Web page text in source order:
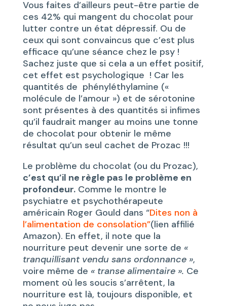
Vous faites d’ailleurs peut-être partie de
ces 42% qui mangent du chocolat pour
lutter contre un état dépressif. Ou de
ceux qui sont convaincus que c’est plus
efficace qu’une séance chez le psy !
Sachez juste que si cela a un effet positif,
cet effet est psychologique ! Car les
quantités de phényléthylamine («
molécule de l’amour ») et de sérotonine
sont présentes à des quantités si infimes
qu’il faudrait manger au moins une tonne
de chocolat pour obtenir le même
résultat qu’un seul cachet de Prozac !!!
Le problème du chocolat (ou du Prozac),
c’est qu’il ne règle pas le problème en
profondeur.Comme le montre le
psychiatre et psychothérapeute
américain Roger Gould dans “Dites non à
l’alimentation de consolation”(lien affilié
Amazon). En effet, il note que la
nourriture peut devenir une sorte de «
tranquillisant vendu sans ordonnance »,
voire même de « transe alimentaire ». Ce
moment où les soucis s’arrêtent, la
nourriture est là, toujours disponible, et